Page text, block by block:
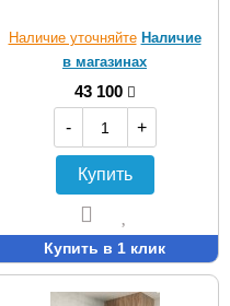
Наличие уточняйте Наличие
в магазинах
43 100
-
+
Купить
Купить в 1 клик